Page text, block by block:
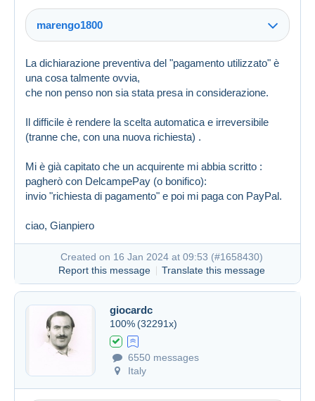
marengo1800
La dichiarazione preventiva del "pagamento utilizzato" è
una cosa talmente ovvia,
che non penso non sia stata presa in considerazione.
Il difficile è rendere la scelta automatica e irreversibile
(tranne che, con una nuova richiesta) .
Mi è già capitato che un acquirente mi abbia scritto :
pagherò con DelcampePay (o bonifico):
invio "richiesta di pagamento" e poi mi paga con PayPal.
ciao, Gianpiero
Created on 16 Jan 2024 at 09:53 (#1658430)
Report this message
Translate this message
giocardc
100% (32291x)
6550 messages
Italy